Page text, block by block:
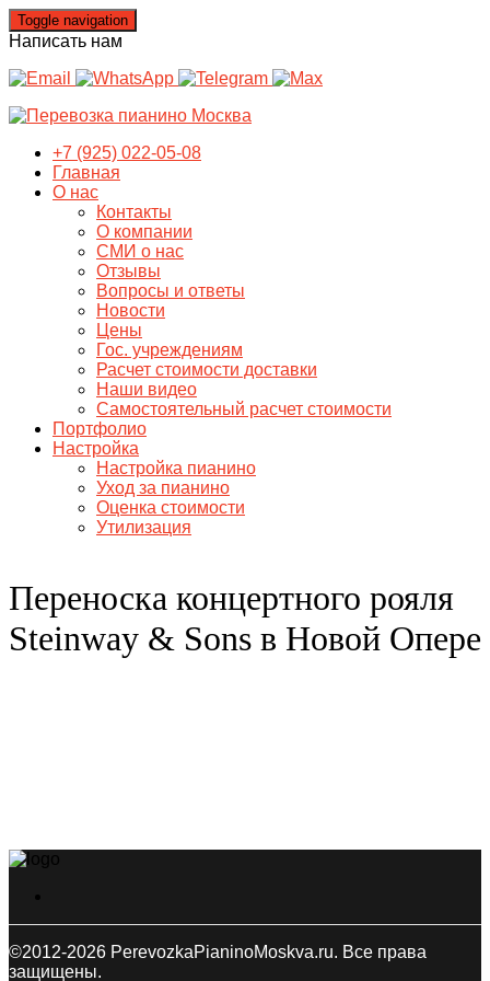
Toggle navigation
Написать нам
+7 (925) 022-05-08
Главная
О нас
Контакты
О компании
СМИ о нас
Отзывы
Вопросы и ответы
Новости
Цены
Гос. учреждениям
Расчет стоимости доставки
Наши видео
Самостоятельный расчет стоимости
Портфолио
Настройка
Настройка пианино
Уход за пианино
Оценка стоимости
Утилизация
Переноска концертного рояля
Steinway & Sons в Новой Опере
©2012-2026 PerevozkaPianinoMoskva.ru. Все права
защищены.